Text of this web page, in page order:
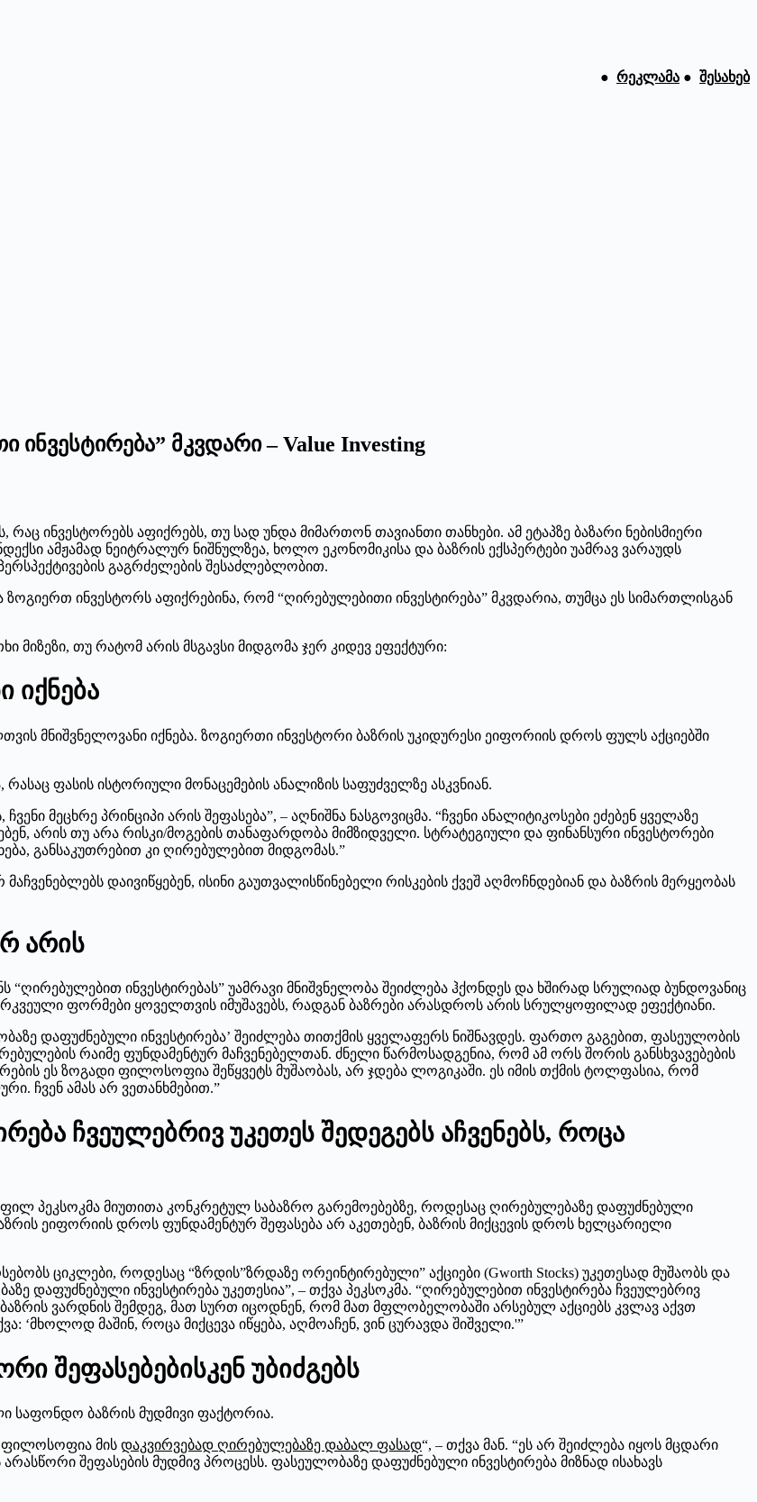
● რეკლამა ● შესახებ
მკვდარი – Value Investing
ინვესტორებს აფიქრებს, თუ სად უნდა მიმართონ თავიანთი თანხები. ამ ეტაპზე ბაზარი ნებისმიერი
ამჟამად ნეიტრალურ ნიშნულზეა, ხოლო ეკონომიკისა და ბაზრის ექსპერტები უამრავ ვარაუდს
გაგრძელების შესაძლებლობით.
ინვესტორს აფიქრებინა, რომ “ღირებულებითი ინვესტირება” მკვდარია, თუმცა ეს სიმართლისგან
თუ რატომ არის მსგავსი მიდგომა ჯერ კიდევ ეფექტური:
იქნება
მნიშვნელოვანი იქნება. ზოგიერთი ინვესტორი ბაზრის უკიდურესი ეიფორიის დროს ფულს აქციებში
ფასის ისტორიული მონაცემების ანალიზის საფუძველზე ასკვნიან.
მეცხრე პრინციპი არის შეფასება”, – აღნიშნა ნასგოვიცმა. “ჩვენი ანალიტიკოსები ეძებენ ყველაზე
არის თუ არა რისკი/მოგების თანაფარდობა მიმზიდველი. სტრატეგიული და ფინანსური ინვესტორები
განსაკუთრებით კი ღირებულებით მიდგომას.”
დაივიწყებენ, ისინი გაუთვალისწინებელი რისკების ქვეშ აღმოჩნდებიან და ბაზრის მერყეობას
არის
“ღირებულებით ინვესტირებას” უამრავი მნიშვნელობა შეიძლება ჰქონდეს და ხშირად სრულიად ბუნდოვანიც
ფორმები ყოველთვის იმუშავებს, რადგან ბაზრები არასდროს არის სრულყოფილად ეფექტიანი.
დაფუძნებული ინვესტირება’ შეიძლება თითქმის ყველაფერს ნიშნავდეს. ფართო გაგებით, ფასეულობის
რაიმე ფუნდამენტურ მაჩვენებელთან. ძნელი წარმოსადგენია, რომ ამ ორს შორის განსხვავებების
ეს ზოგადი ფილოსოფია შეწყვეტს მუშაობას, არ ჯდება ლოგიკაში. ეს იმის თქმის ტოლფასია, რომ
ჩვენ ამას არ ვეთანხმებით.”
ჩვეულებრივ უკეთეს შედეგებს აჩვენებს, როცა
ფილ პეკსოკმა მიუთითა კონკრეტულ საბაზრო გარემოებებზე, როდესაც ღირებულებაზე დაფუძნებული
ბაზრის ეიფორიის დროს ფუნდამენტურ შეფასება არ აკეთებენ, ბაზრის მიქცევის დროს ხელცარიელი
ციკლები, როდესაც “ზრდის”ზრდაზე ორეინტირებული” აქციები (Gworth Stocks) უკეთესად მუშაობს და
დაფუძნებული ინვესტირება უკეთესია”, – თქვა პეკსოკმა. “ღირებულებით ინვესტირება ჩვეულებრივ
ვარდნის შემდეგ, მათ სურთ იცოდნენ, რომ მათ მფლობელობაში არსებულ აქციებს კვლავ აქვთ
‘მხოლოდ მაშინ, როცა მიქცევა იწყება, აღმოაჩენ, ვინ ცურავდა შიშველი.'”
შეფასებებისკენ უბიძგებს
საფონდო ბაზრის მუდმივი ფაქტორია.
ფილოსოფია მის დაკვირვებად ღირებულებაზე დაბალ ფასად“, – თქვა მან. “ეს არ შეიძლება იყოს მცდარი
შეფასების მუდმივ პროცესს. ფასეულობაზე დაფუძნებული ინვესტირება მიზნად ისახავს